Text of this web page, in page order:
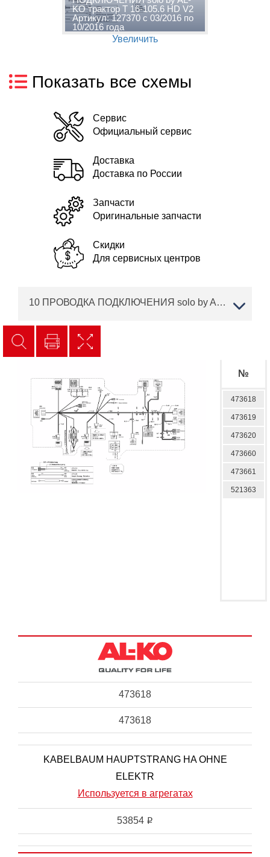
KO трактор T 16-105.6 HD V2
Артикул: 127370 с 03/2016 по
10/2016 года
Увеличить
Показать все схемы
Сервис
Официальный сервис
Доставка
Доставка по России
Запчасти
Оригинальные запчасти
Скидки
Для сервисных центров
10 ПРОВОДКА ПОДКЛЮЧЕНИЯ solo by AL-KO трактор T 16-105.6 HD V2 Артикул: 127370 с 03/2016 по 10/2016 года
№
473618
473619
473620
473660
473661
521363
473618
473618
KABELBAUM HAUPTSTRANG HA OHNE
ELEKTR
Используется в агрегатах
53854 i